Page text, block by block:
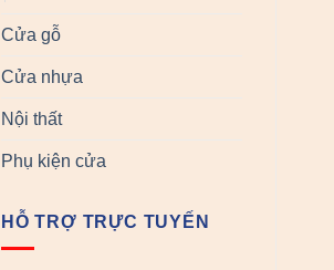
Cửa gỗ
Cửa nhựa
Nội thất
Phụ kiện cửa
HỖ TRỢ TRỰC TUYẾN